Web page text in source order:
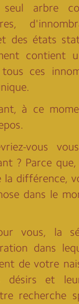
arbre
des états
contient
ces
à ce
vous
? Parce
différence,
dans le
vous, la
dans
de votre
désirs et
recherche